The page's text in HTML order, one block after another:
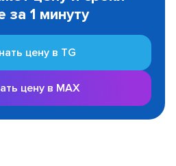
за 1 минуту
цену в TG
цену в MAX